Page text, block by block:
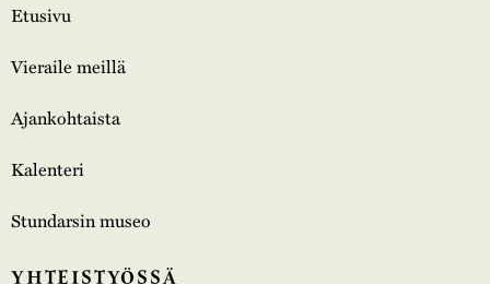
Etusivu
Vieraile meillä
Ajankohtaista
Kalenteri
Stundarsin museo
YHTEISTYÖSSÄ